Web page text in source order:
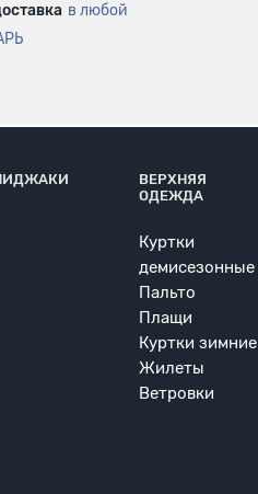
в любой
ВЕРХНЯЯ
ОДЕЖДА
Куртки
демисезонные
Пальто
Плащи
Куртки зимние
Жилеты
Ветровки